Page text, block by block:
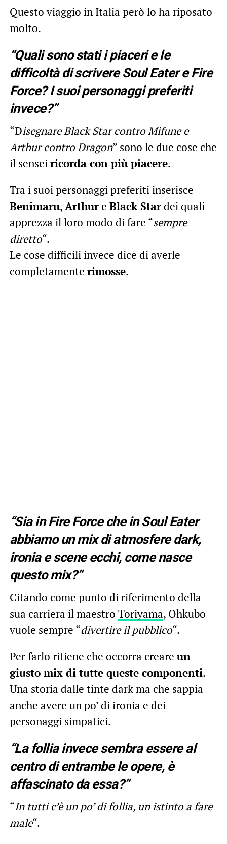
Questo viaggio in Italia però lo ha riposato
molto.
“Quali sono stati i piaceri e le
difficoltà di scrivere Soul Eater e Fire
Force? I suoi personaggi preferiti
invece?”
“Disegnare Black Star contro Mifune e
Arthur contro Dragon” sono le due cose che
il senseiricorda con più piacere.
Tra i suoi personaggi preferiti inserisce
Benimaru,Arthure Black Stardei quali
apprezza il loro modo di fare “sempre
diretto“.
Le cose difficili invece dice di averle
completamente rimosse.
“Sia in Fire Force che in Soul Eater
abbiamo un mix di atmosfere dark,
ironia e scene ecchi, come nasce
questo mix?”
Citando come punto di riferimento della
sua carriera il maestro Toriyama, Ohkubo
vuole sempre “divertire il pubblico“.
Per farlo ritiene che occorra creare un
giusto mix di tutte queste componenti.
Una storia dalle tinte dark ma che sappia
anche avere un po’ di ironia e dei
personaggi simpatici.
“La follia invece sembra essere al
centro di entrambe le opere, è
affascinato da essa?”
“In tutti c’è un po’ di follia, un istinto a fare
male“.